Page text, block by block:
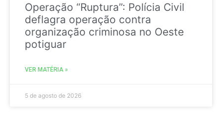
Operação “Ruptura”: Polícia Civil
deflagra operação contra
organização criminosa no Oeste
potiguar
VER MATÉRIA »
5 de agosto de 2026